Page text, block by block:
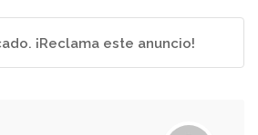
¡Reclama este anuncio!